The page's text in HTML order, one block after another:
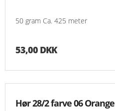
50 gram Ca. 425 meter
53,00 DKK
Hør 28/2 farve 06 Orange